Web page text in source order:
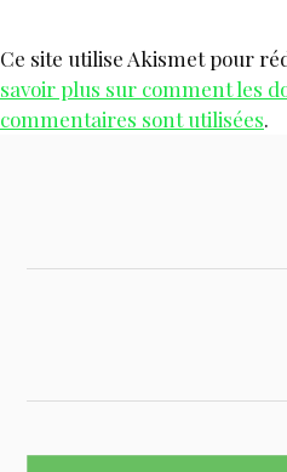
Ce site utilise Akismet pour
savoir plus sur comment les
commentaires sont utilisées.